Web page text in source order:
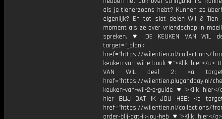
als je tienerzoons hebt? Kunnen ze
eigenlijk? En tot slot delen Wil & Tien
moment als ze over vriendschap in
spreken. ♥ DE KEUKEN VAN WIL
target="_blank"
href="https://wilentien.nl/collections/
keuken-van-wil-e-book ♥">Klik hier</a>
VAN WIL deel 2: <a
href="https://wilentien.plugandpay.nl/
keuken-van-wil-2-e-guide ♥">Klik
hier BLIJ DAT IK JOU HEB: <a
href="https://wilentien.nl/collections/
order-blij-dat-ik-jou-heb ♥">Klik hier</